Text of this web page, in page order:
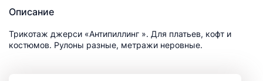
Описание
Трикотаж джерси «Антипиллинг ». Для платьев, кофт и
костюмов. Рулоны разные, метражи неровные.